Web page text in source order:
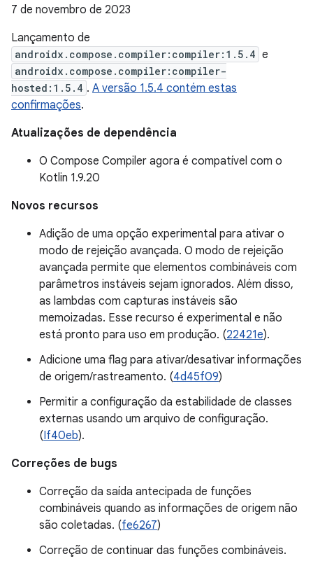
7 de novembro de 2023
Lançamento de
androidx.compose.compiler:compiler:1.5.4 e
androidx.compose.compiler:compiler-
hosted:1.5.4 . A versão 1.5.4 contém estas
confirmações.
Atualizações de dependência
O Compose Compiler agora é compatível com o
Kotlin 1.9.20
Novos recursos
Adição de uma opção experimental para ativar o
modo de rejeição avançada. O modo de rejeição
avançada permite que elementos combináveis com
parâmetros instáveis sejam ignorados. Além disso,
as lambdas com capturas instáveis são
memoizadas. Esse recurso é experimental e não
está pronto para uso em produção. (22421e).
Adicione uma flag para ativar/desativar informações
de origem/rastreamento. (4d45f09)
Permitir a configuração da estabilidade de classes
externas usando um arquivo de configuração.
(If40eb).
Correções de bugs
Correção da saída antecipada de funções
combináveis quando as informações de origem não
são coletadas. (fe6267)
Correção de continuar das funções combináveis.